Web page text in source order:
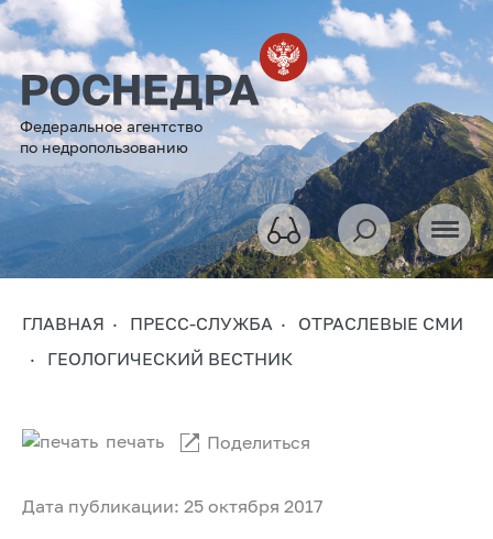
Федеральное агентство
по недропользованию
ГЛАВНАЯ ПРЕСС-СЛУЖБА
ОТРАСЛЕВЫЕ СМИ
ГЕОЛОГИЧЕСКИЙ ВЕСТНИК
Дата публикации: 25 октября 2017
печать Поделиться